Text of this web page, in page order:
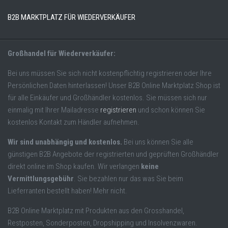
B2B MARKTPLATZ FÜR WIEDERVERKÄUFER
Großhandel für Wiederverkäufer:
Bei uns müssen Sie sich nicht kostenpflichtig registrieren oder Ihre
Persönlichen Daten hinterlassen! Unser B2B Online Marktplatz Shop ist
für alle Einkäufer und Großhändler kostenlos. Sie müssen sich nur
einmalig mit Ihrer Mailadresse registrieren und schon können Sie
kostenlos Kontakt zum Händler aufnehmen.
Wir sind unabhängig und kostenlos. Bei uns können Sie alle
günstigen B2B Angebote der registrierten und geprüften Großhändler
direkt online im Shop kaufen. Wir verlangen keine
Vermittlungsgebühr. Sie bezahlen nur das was Sie beim
Lieferranten bestellt haben! Mehr nicht.
B2B Online Marktplatz mit Produkten aus den Grosshandel,
Restposten, Sonderposten, Dropshipping und Insolvenzwaren.